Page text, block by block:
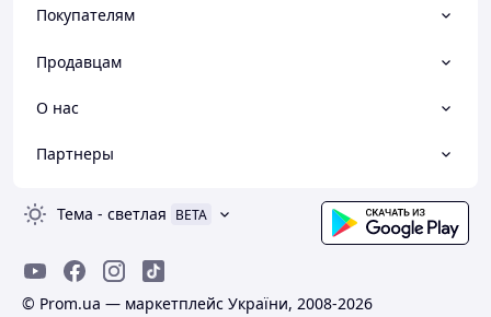
Покупателям
Продавцам
О нас
Партнеры
Тема - светлая BETA
© Prom.ua — маркетплейс України, 2008-2026